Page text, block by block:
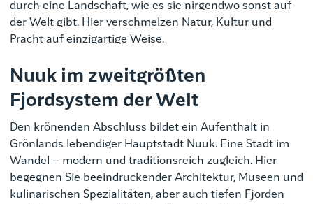
durch eine Landschaft, wie es sie nirgendwo sonst auf
der Welt gibt. Hier verschmelzen Natur, Kultur und
Pracht auf einzigartige Weise.
Nuuk im zweitgrößten
Fjordsystem der Welt
Den krönenden Abschluss bildet ein Aufenthalt in
Grönlands lebendiger Hauptstadt Nuuk. Eine Stadt im
Wandel – modern und traditionsreich zugleich. Hier
begegnen Sie beeindruckender Architektur, Museen und
kulinarischen Spezialitäten, aber auch tiefen Fjorden